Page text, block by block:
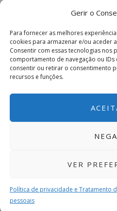
Gerir o
Para fornecer as melhores
cookies para armazenar e/ou aceder
Consentir com essas tecnologias
comportamento de navegação ou IDs
consentir ou retirar o consentimento
recursos e funções.
VER
Política de privacidade e Tratamento
pessoais